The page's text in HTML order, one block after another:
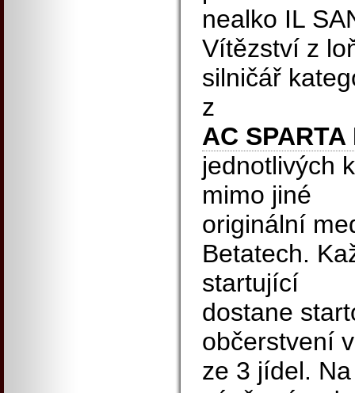
nealko IL
Vítězství z
silničář
z
AC SPARTA
jednotlivých
mimo jiné
originální
Betatech.
startující
dostane
občerstvení
ze 3 jídel. Na